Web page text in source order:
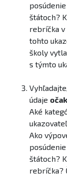
štátoch?
rebríčka v
tohto
školy
s týmto
údaje
Aké
Ako
štátoch?
rebríčka?